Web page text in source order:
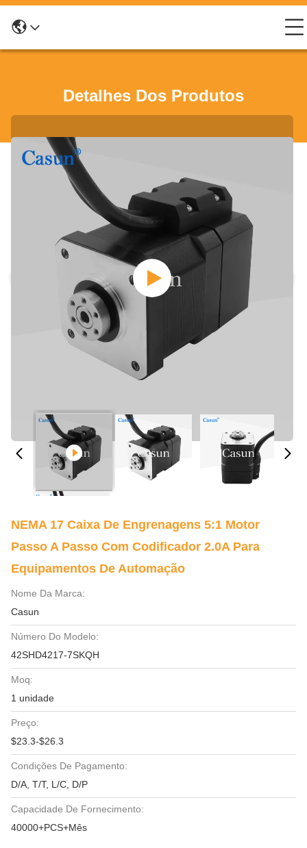
Detalhes Dos Produtos
NEMA 17 Caixa De Engrenagens 5:1 Motor
Passo A Passo Com Codificador 2.0A Para
Equipamentos De Automação
Nome Da Marca:
Casun
Número Do Modelo:
42SHD4217-7SKQH
Moq:
1 unidade
Preço:
$23.3-$26.3
Condições De Pagamento:
D/A, T/T, L/C, D/P
Capacidade De Fornecimento:
40000+PCS+Mês